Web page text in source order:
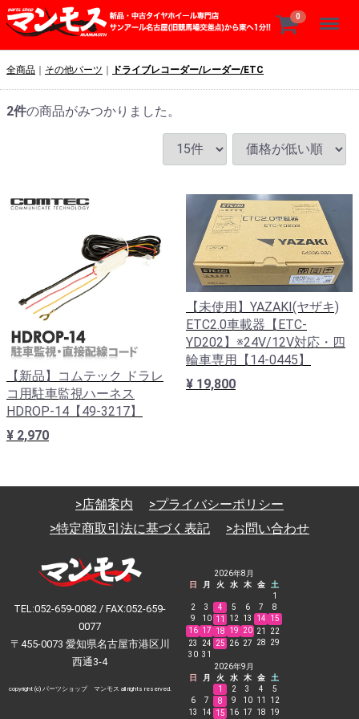
0 Menu
全商品 その他パーツ ドライブレコーダー/レーダー/ETC
2件の商品がみつかりました。
【新品】コムテック ドラレ
コ用駐車監視ハーネス
HDROP-14【49-3217】
¥ 2,970
【未使用】YAZAKI(ヤザキ)
ETC2.0車載器【ETC-
YD202】※24V/12V対応・四
輪車専用【14-0445】
¥ 19,800
>店舗案内
>プライバシーポリシー
>特定商取引法に基づく表記
>お問い合わせ
TEL:052-659-0082 / FAX:052-659-
0077
〒455-0073 愛知県名古屋市港区川
西通3-4
copyright (c) パーツショップ マンモス all rights reserved.
2026年8月
日
月 火 水 木 金
土
1
2
3 4 5 6 7
8
9
10 11 12 13 14
15
16 17 18 19 20 21
22
23
24 25 26 27 28
29
30 31
2026年9月
日
月 火 水 木 金
土
1
2 3 4
5
6
7 8 9 10 11
12
13
14 15 16 17 18 19